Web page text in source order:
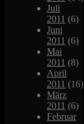
Juli
2011 (6)
Juni
2011 (6)
Mai
2011 (8)
April
2011 (16)
März
2011 (6)
Februar